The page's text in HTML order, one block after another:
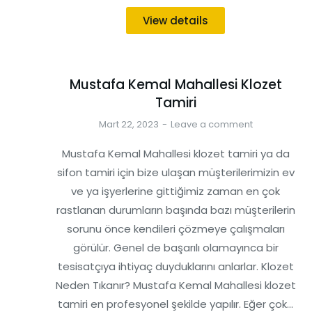
View details
Mustafa Kemal Mahallesi Klozet
Tamiri
Mart 22, 2023 Leave a comment
Mustafa Kemal Mahallesi klozet tamiri ya da
sifon tamiri için bize ulaşan müşterilerimizin ev
ve ya işyerlerine gittiğimiz zaman en çok
rastlanan durumların başında bazı müşterilerin
sorunu önce kendileri çözmeye çalışmaları
görülür. Genel de başarılı olamayınca bir
tesisatçıya ihtiyaç duyduklarını anlarlar. Klozet
Neden Tıkanır? Mustafa Kemal Mahallesi klozet
tamiri en profesyonel şekilde yapılır. Eğer çok…